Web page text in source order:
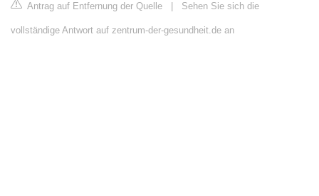
Antrag auf Entfernung der Quelle Sehen Sie sich die
vollständige Antwort auf zentrum-der-gesundheit.de an